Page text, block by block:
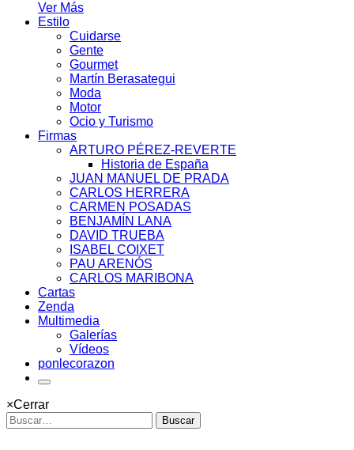
Ver Más
Estilo
Cuidarse
Gente
Gourmet
Martín Berasategui
Moda
Motor
Ocio y Turismo
Firmas
ARTURO PÉREZ-REVERTE
Historia de España
JUAN MANUEL DE PRADA
CARLOS HERRERA
CARMEN POSADAS
BENJAMÍN LANA
DAVID TRUEBA
ISABEL COIXET
PAU ARENÓS
CARLOS MARIBONA
Cartas
Zenda
Multimedia
Galerías
Vídeos
ponlecorazon
×Cerrar
Buscar